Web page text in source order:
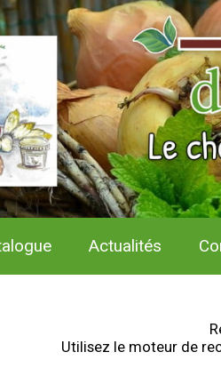
Actualités
Utilisez le moteur de